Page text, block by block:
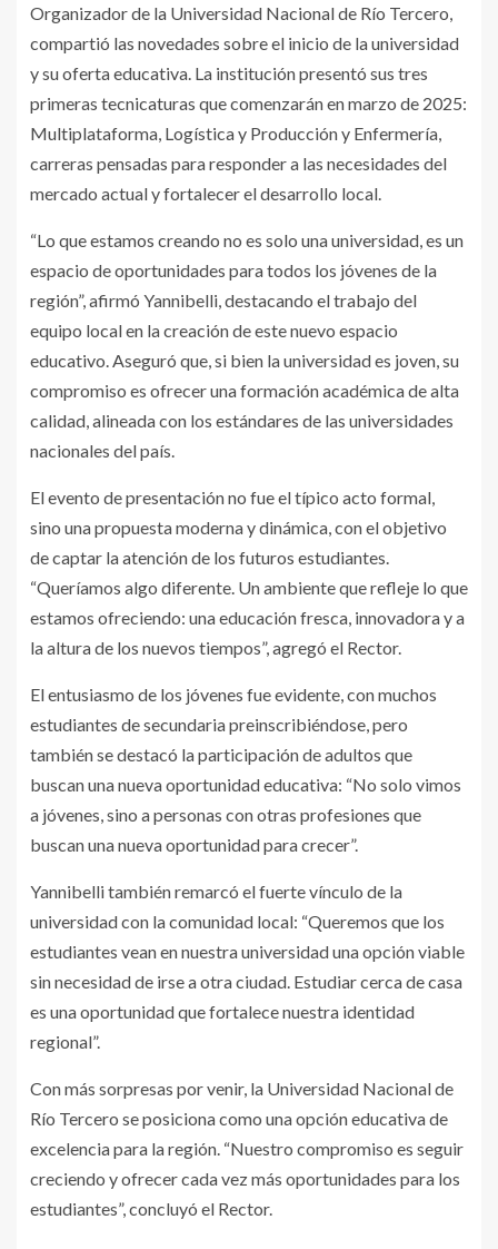
Organizador de la Universidad Nacional de Río Tercero,
compartió las novedades sobre el inicio de la universidad
y su oferta educativa. La institución presentó sus tres
primeras tecnicaturas que comenzarán en marzo de 2025:
Multiplataforma, Logística y Producción y Enfermería,
carreras pensadas para responder a las necesidades del
mercado actual y fortalecer el desarrollo local.
“Lo que estamos creando no es solo una universidad, es un
espacio de oportunidades para todos los jóvenes de la
región”, afirmó Yannibelli, destacando el trabajo del
equipo local en la creación de este nuevo espacio
educativo. Aseguró que, si bien la universidad es joven, su
compromiso es ofrecer una formación académica de alta
calidad, alineada con los estándares de las universidades
nacionales del país.
El evento de presentación no fue el típico acto formal,
sino una propuesta moderna y dinámica, con el objetivo
de captar la atención de los futuros estudiantes.
“Queríamos algo diferente. Un ambiente que refleje lo que
estamos ofreciendo: una educación fresca, innovadora y a
la altura de los nuevos tiempos”, agregó el Rector.
El entusiasmo de los jóvenes fue evidente, con muchos
estudiantes de secundaria preinscribiéndose, pero
también se destacó la participación de adultos que
buscan una nueva oportunidad educativa: “No solo vimos
a jóvenes, sino a personas con otras profesiones que
buscan una nueva oportunidad para crecer”.
Yannibelli también remarcó el fuerte vínculo de la
universidad con la comunidad local: “Queremos que los
estudiantes vean en nuestra universidad una opción viable
sin necesidad de irse a otra ciudad. Estudiar cerca de casa
es una oportunidad que fortalece nuestra identidad
regional”.
Con más sorpresas por venir, la Universidad Nacional de
Río Tercero se posiciona como una opción educativa de
excelencia para la región. “Nuestro compromiso es seguir
creciendo y ofrecer cada vez más oportunidades para los
estudiantes”, concluyó el Rector.